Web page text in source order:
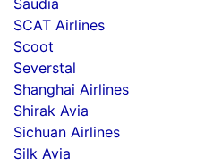
Saudia
SCAT Airlines
Scoot
Severstal
Shanghai Airlines
Shirak Avia
Sichuan Airlines
Silk Avia